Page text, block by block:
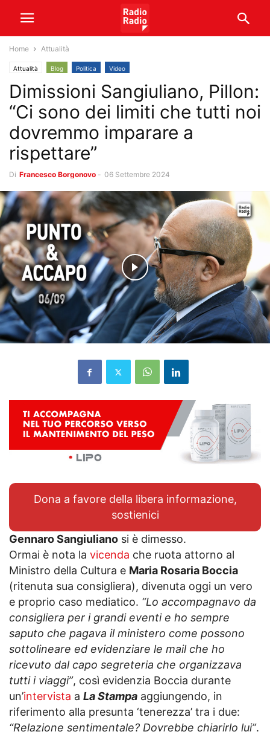
Home Attualità
Attualità Blog Politica Video
Dimissioni Sangiuliano, Pillon:
“Ci sono dei limiti che tutti noi
dovremmo imparare a
rispettare”
Di Francesco Borgonovo - 06 Settembre 2024
Dona a favore della libera informazione,
sostienici
Gennaro Sangiuliano si è dimesso.
Ormai è nota la vicenda che ruota attorno al
Ministro della Cultura e Maria Rosaria Boccia
(ritenuta sua consigliera), divenuta oggi un vero
e proprio caso mediatico. “Lo accompagnavo da
consigliera per i grandi eventi e ho sempre
saputo che pagava il ministero come possono
sottolineare ed evidenziare le mail che ho
ricevuto dal capo segreteria che organizzava
tutti i viaggi”, così evidenzia Boccia durante
un’intervista a La Stampa aggiungendo, in
riferimento alla presunta ‘tenerezza’ tra i due:
“Relazione sentimentale? Dovrebbe chiarirlo lui”.